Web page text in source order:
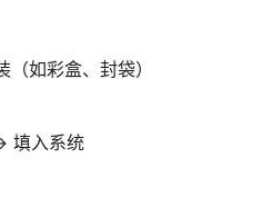
如彩盒、封袋）
填入系统